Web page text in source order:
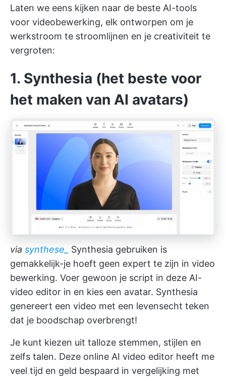
Laten we eens kijken naar de beste AI-tools
voor videobewerking, elk ontworpen om je
werkstroom te stroomlijnen en je creativiteit te
vergroten:
1. Synthesia (het beste voor
het maken van AI avatars)
via synthese_
Synthesia gebruiken is
gemakkelijk-je hoeft geen expert te zijn in video
bewerking. Voer gewoon je script in deze AI-
video editor in en kies een avatar. Synthesia
genereert een video met een levensecht teken
dat je boodschap overbrengt!
Je kunt kiezen uit talloze stemmen, stijlen en
zelfs talen. Deze online AI video editor heeft me
veel tijd en geld bespaard in vergelijking met